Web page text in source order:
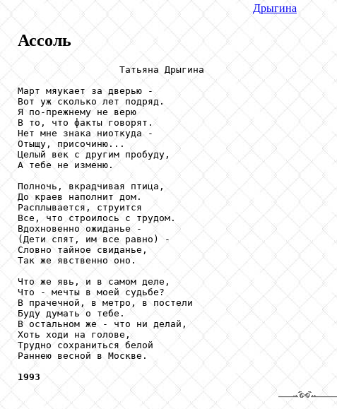
Дрыгина
Ассоль
                  Татьяна Дрыгина
Март мяукает за дверью -
Вот уж сколько лет подряд.
Я по-прежнему не верю
В то, что факты говорят.
Нет мне знака ниоткуда -
Отыщу, присочиню...
Целый век с другим пробуду,
А тебе не изменю.
Полночь, вкрадчивая птица,
До краев наполнит дом.
Расплывается, струится
Все, что строилось с трудом.
Вдохновенно ожиданье -
(Дети спят, им все равно) -
Словно тайное свиданье,
Так же явственно оно.
Что же явь, и в самом деле,
Что - мечты в моей судьбе?
В прачечной, в метро, в постели
Буду думать о тебе.
В остальном же - что ни делай,
Хоть ходи на голове,
Трудно сохраниться белой
Раннею весной в Москве.
1993